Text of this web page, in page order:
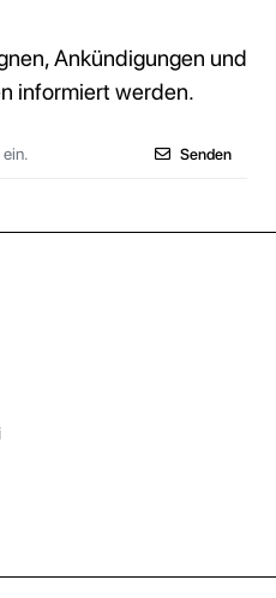
Ankündigungen und
informiert werden.
Senden